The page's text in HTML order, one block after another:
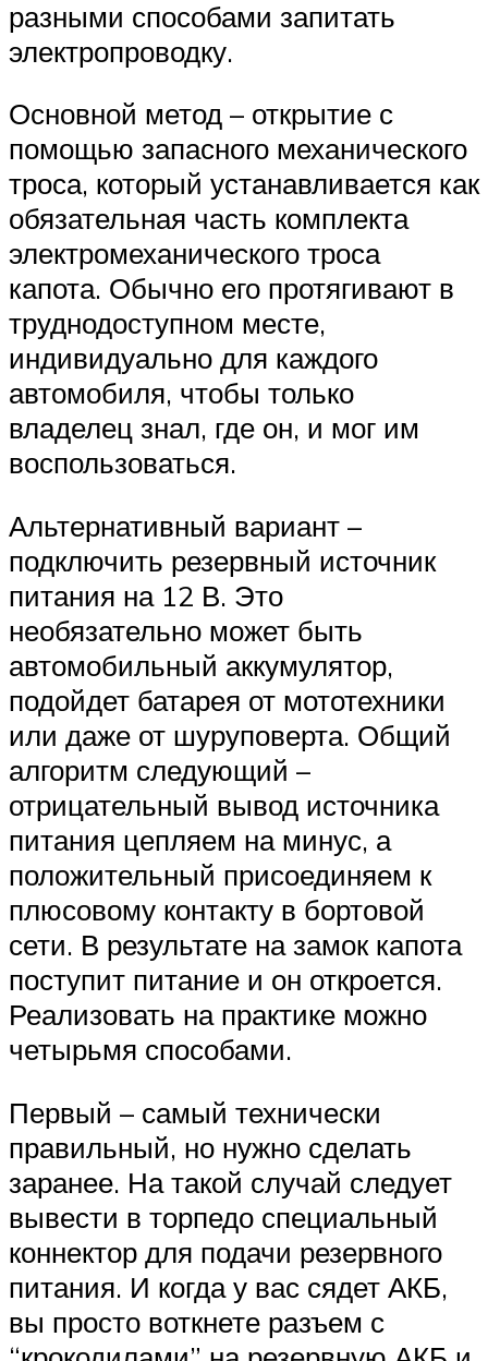
Меню
разными способами запитать
электропроводку.
Основной метод – открытие с
помощью запасного механического
троса, который устанавливается как
обязательная часть комплекта
электромеханического троса
капота. Обычно его протягивают в
труднодоступном месте,
индивидуально для каждого
автомобиля, чтобы только
владелец знал, где он, и мог им
воспользоваться.
Альтернативный вариант –
подключить резервный источник
питания на 12 В. Это
необязательно может быть
автомобильный аккумулятор,
подойдет батарея от мототехники
или даже от шуруповерта. Общий
алгоритм следующий –
отрицательный вывод источника
питания цепляем на минус, а
положительный присоединяем к
плюсовому контакту в бортовой
сети. В результате на замок капота
поступит питание и он откроется.
Реализовать на практике можно
четырьмя способами.
Первый – самый технически
правильный, но нужно сделать
заранее. На такой случай следует
вывести в торпедо специальный
коннектор для подачи резервного
питания. И когда у вас сядет АКБ,
вы просто воткнете разъем с